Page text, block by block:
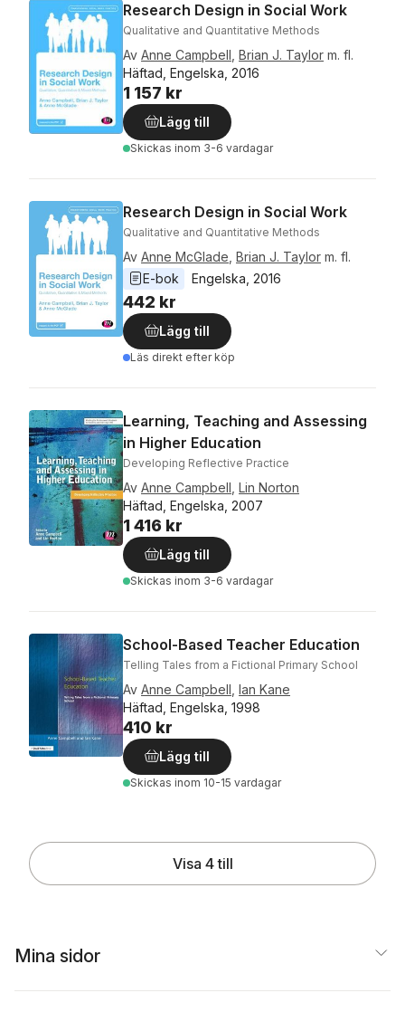
Research Design in Social Work
Qualitative and Quantitative Methods
Av Anne Campbell, Brian J. Taylor m. fl.
Häftad, Engelska, 2016
1 157 kr
Lägg till
Skickas inom 3-6 vardagar
Research Design in Social Work
Qualitative and Quantitative Methods
Av Anne McGlade, Brian J. Taylor m. fl.
E-bok
Engelska, 2016
442 kr
Lägg till
Läs direkt efter köp
Learning, Teaching and Assessing
in Higher Education
Developing Reflective Practice
Av Anne Campbell, Lin Norton
Häftad, Engelska, 2007
1 416 kr
Lägg till
Skickas inom 3-6 vardagar
School-Based Teacher Education
Telling Tales from a Fictional Primary School
Av Anne Campbell, Ian Kane
Häftad, Engelska, 1998
410 kr
Lägg till
Skickas inom 10-15 vardagar
Visa 4 till
Mina sidor